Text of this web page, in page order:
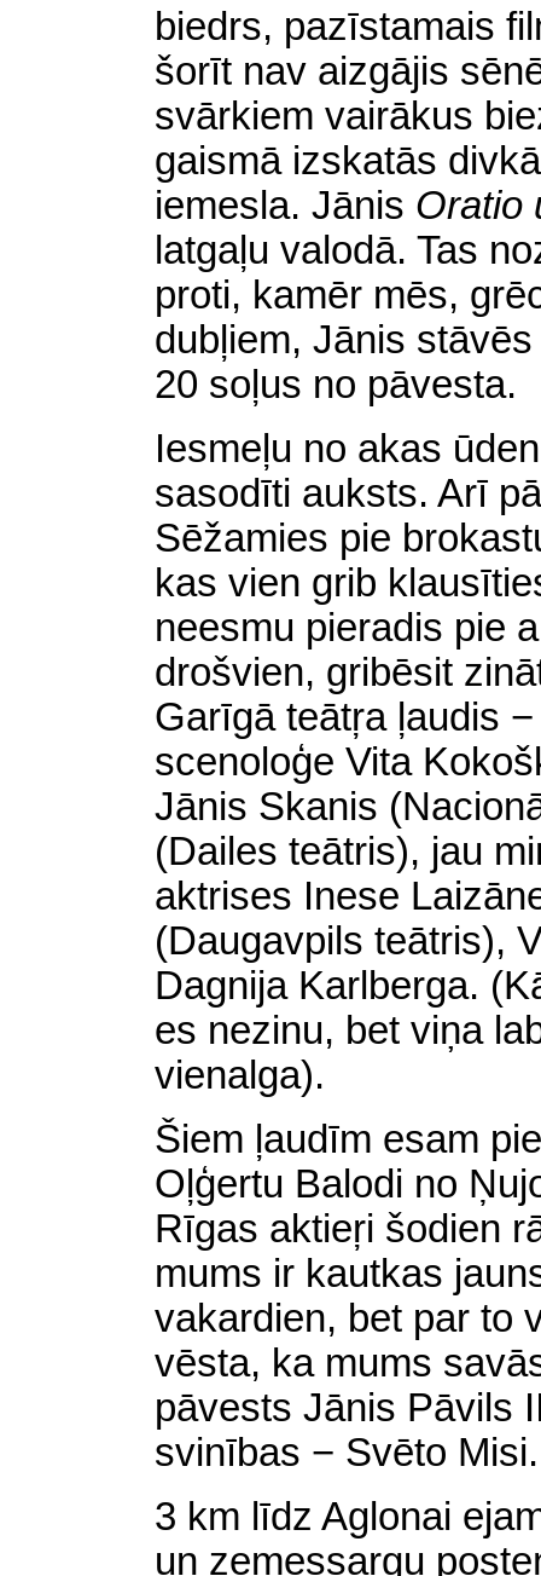
biedrs, pazīstamais
šorīt nav aizgājis
svārkiem vairākus
gaismā izskatās
iemesla. Jānis Oratio
latgaļu valodā. Tas
proti, kamēr mēs,
dubļiem, Jānis
20 soļus no pāvesta.
Iesmeļu no akas
sasodīti auksts. Arī
Sēžamies pie
kas vien grib
neesmu pieradis pie
drošvien, gribēsit
Garīgā teātŗa ļaudis
scenoloģe Vita
Jānis Skanis
(Dailes teātris), jau
aktrises Inese
(Daugavpils teātris),
Dagnija Karlberga.
es nezinu, bet viņa
vienalga).
Šiem ļaudīm esam
Oļģertu Balodi no
Rīgas aktieŗi šodien
mums ir kautkas
vakardien, bet par to
vēsta, ka mums
pāvests Jānis Pāvils
svinības − Svēto Misi.
3 km līdz Aglonai
un zemessargu